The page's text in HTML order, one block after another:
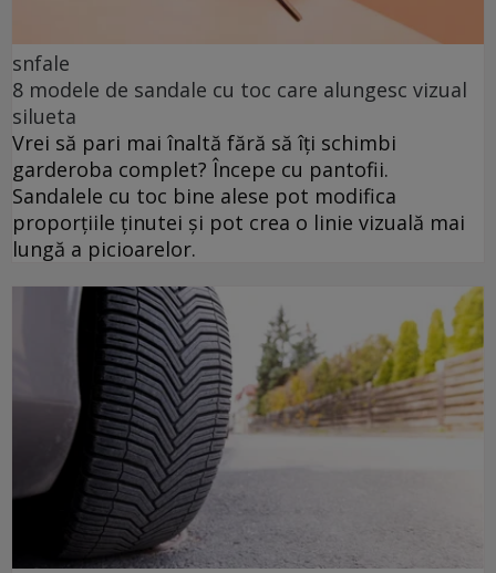
snfale
8 modele de sandale cu toc care alungesc vizual
silueta
Vrei să pari mai înaltă fără să îți schimbi
garderoba complet? Începe cu pantofii.
Sandalele cu toc bine alese pot modifica
proporțiile ținutei și pot crea o linie vizuală mai
lungă a picioarelor.